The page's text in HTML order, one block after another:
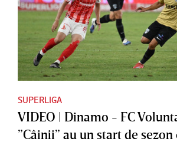
SUPERLIGA
VIDEO | Dinamo - FC
”Câinii” au un start de